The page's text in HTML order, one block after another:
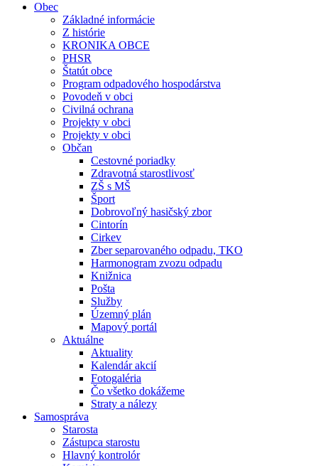
Obec
Základné informácie
Z histórie
KRONIKA OBCE
PHSR
Štatút obce
Program odpadového hospodárstva
Povodeň v obci
Civilná ochrana
Projekty v obci
Projekty v obci
Občan
Cestovné poriadky
Zdravotná starostlivosť
ZŠ s MŠ
Šport
Dobrovoľný hasičský zbor
Cintorín
Cirkev
Zber separovaného odpadu, TKO
Harmonogram zvozu odpadu
Knižnica
Pošta
Služby
Územný plán
Mapový portál
Aktuálne
Aktuality
Kalendár akcií
Fotogaléria
Čo všetko dokážeme
Straty a nálezy
Samospráva
Starosta
Zástupca starostu
Hlavný kontrolór